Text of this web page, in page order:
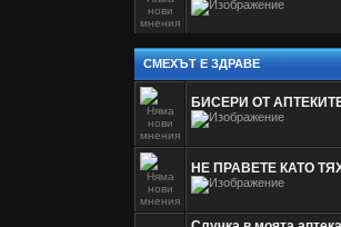
СМЕХЪТ Е ЗДРАВЕ
БИСЕРИ ОТ
НЕ ПРАВЕТЕ КАТО